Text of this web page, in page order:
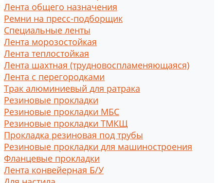
Лента общего назначения
Ремни на пресс-подборщик
Специальные ленты
Лента морозостойкая
Лента теплостойкая
Лента шахтная (трудновоспламеняющаяся)
Лента с перегородками
Трак алюминиевый для ратрака
Резиновые прокладки
Резиновые прокладки МБС
Резиновые прокладки ТМКЩ
Прокладка резиновая под трубы
Резиновые прокладки для машиностроения
Фланцевые прокладки
Лента конвейерная Б/У